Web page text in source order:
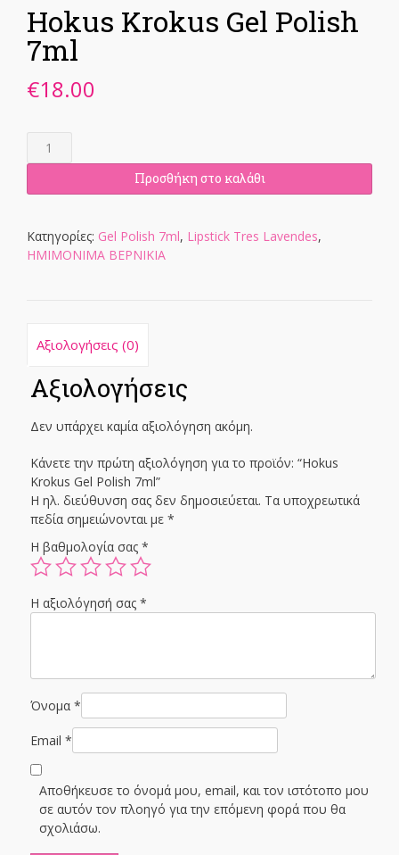
Hokus Krokus Gel Polish
7ml
€18.00
Hokus
Polish
ποσότητα
Προσθήκη στο καλάθι
Κατηγορίες: Gel Polish 7ml, Lipstick Tres Lavendes,
ΗΜΙΜΟΝΙΜΑ ΒΕΡΝΙΚΙΑ
Αξιολογήσεις (0)
Αξιολογήσεις
Δεν υπάρχει καμία αξιολόγηση ακόμη.
Κάνετε την πρώτη αξιολόγηση για το προϊόν: “Hokus
Krokus Gel Polish 7ml”
Η ηλ. διεύθυνση σας δεν δημοσιεύεται. Τα υποχρεωτικά
πεδία σημειώνονται με *
Η βαθμολογία σας *
Η αξιολόγησή σας *
Όνομα *
Email *
Αποθήκευσε το όνομά μου, email, και τον ιστότοπο μου
σε αυτόν τον πλοηγό για την επόμενη φορά που θα
σχολιάσω.